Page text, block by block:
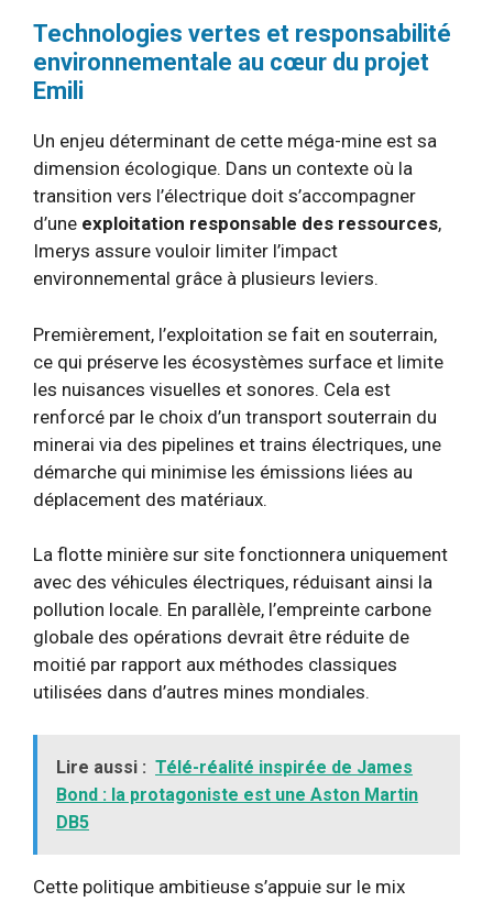
Technologies vertes et responsabilité
environnementale au cœur du projet
Emili
Un enjeu déterminant de cette méga-mine est sa
dimension écologique. Dans un contexte où la
transition vers l’électrique doit s’accompagner
d’une exploitation responsable des ressources,
Imerys assure vouloir limiter l’impact
environnemental grâce à plusieurs leviers.
Premièrement, l’exploitation se fait en souterrain,
ce qui préserve les écosystèmes surface et limite
les nuisances visuelles et sonores. Cela est
renforcé par le choix d’un transport souterrain du
minerai via des pipelines et trains électriques, une
démarche qui minimise les émissions liées au
déplacement des matériaux.
La flotte minière sur site fonctionnera uniquement
avec des véhicules électriques, réduisant ainsi la
pollution locale. En parallèle, l’empreinte carbone
globale des opérations devrait être réduite de
moitié par rapport aux méthodes classiques
utilisées dans d’autres mines mondiales.
Lire aussi : Télé-réalité inspirée de James
Bond : la protagoniste est une Aston Martin
DB5
Cette politique ambitieuse s’appuie sur le mix